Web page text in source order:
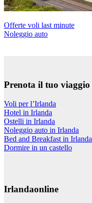
Offerte voli last minute
Noleggio auto
Prenota il tuo viaggio
Voli per l’Irlanda
Hotel in Irlanda
Ostelli in Irlanda
Noleggio auto in Irlanda
Bed and Breakfast in Irlanda
Dormire in un castello
Irlandaonline